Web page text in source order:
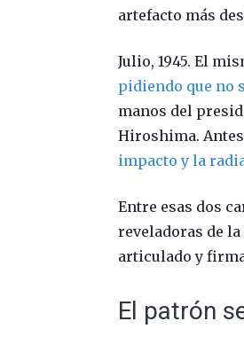
artefacto más
Julio, 1945. El
pidiendo que no
manos del
Hiroshima.
impacto y la
Entre esas dos
reveladoras de
articulado y
El patrón